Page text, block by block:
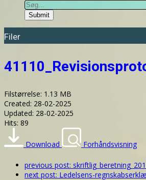
Submit
Filer
Filstørrelse: 1.13 MB
Created: 28-02-2025
Updated: 28-02-2025
Hits: 89
Download Forhåndsvisning
previous post:
next post: Ledelsens-